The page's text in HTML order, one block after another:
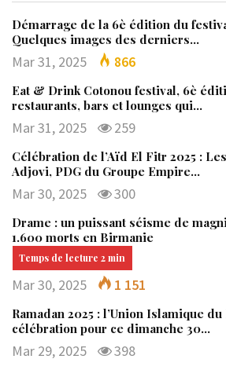
Démarrage de la 6è édition du
Quelques images des derniers…
Mar 31, 2025 866
Eat & Drink Cotonou festival, 6è
restaurants, bars et lounges qui…
Mar 31, 2025 259
Célébration de l’Aïd El Fitr 2025 :
Adjovi, PDG du Groupe Empire…
Mar 30, 2025 300
Drame : un puissant séisme de
1.600 morts en Birmanie
Mar 30, 2025 1 151
Ramadan 2025 : l’Union Islamique
célébration pour ce dimanche 30…
Mar 29, 2025 398